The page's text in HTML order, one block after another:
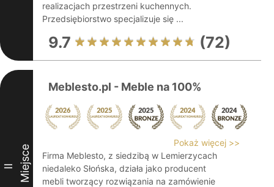
realizacjach przestrzeni kuchennych.
Przedsiębiorstwo specjalizuje się ...
9.7 (72)
II Miejsce
Meblesto.pl - Meble na 100%
Pokaż więcej >>
Firma Meblesto, z siedzibą w Lemierzycach
niedaleko Słońska, działa jako producent
mebli tworzący rozwiązania na zamówienie